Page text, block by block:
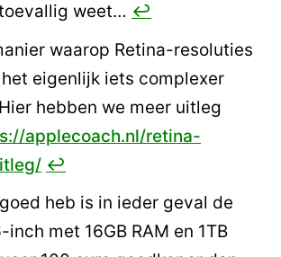
weet… ↩︎
waarop Retina-resoluties
eigenlijk iets complexer
hebben we meer uitleg
applecoach.nl/retina-
↩︎
heb is in ieder geval de
inch met 16GB RAM en 1TB